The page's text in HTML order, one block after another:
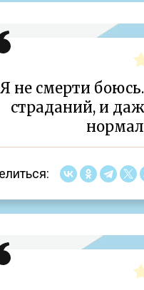
Я не смерти
страданий, и